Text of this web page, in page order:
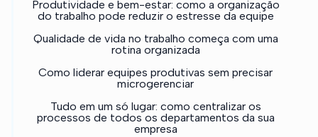
Produtividade e bem-estar: como a organização
do trabalho pode reduzir o estresse da equipe
Qualidade de vida no trabalho começa com uma
rotina organizada
Como liderar equipes produtivas sem precisar
microgerenciar
Tudo em um só lugar: como centralizar os
processos de todos os departamentos da sua
empresa